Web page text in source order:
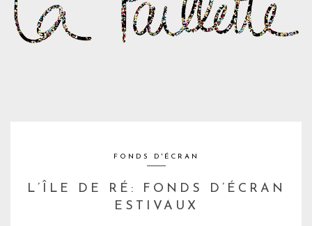
FONDS D'ÉCRAN
L’ÎLE DE RÉ: FONDS D’ÉCRAN
ESTIVAUX